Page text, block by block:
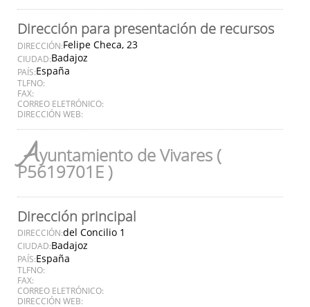
Dirección para presentación de recursos
DIRECCIÓN:Felipe Checa, 23
CIUDAD:Badajoz
PAÍS:España
TLFNO:
FAX:
CORREO ELETRÓNICO:
DIRECCIÓN WEB:
Ayuntamiento de Vivares (
P5619701E )
Dirección principal
DIRECCIÓN:del Concilio 1
CIUDAD:Badajoz
PAÍS:España
TLFNO:
FAX:
CORREO ELETRÓNICO:
DIRECCIÓN WEB: